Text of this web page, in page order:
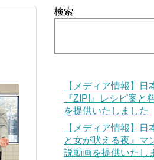
検索
【メディア情報】日
『ZIP!』レシピ案と
を提供いたしました
【メディア情報】日
と女が吠える夜』マ
説動画を提供いたし